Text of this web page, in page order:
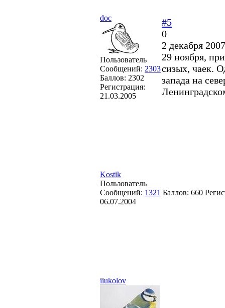
doc
Пользователь
Сообщений: 2303
Баллов: 2302
Регистрация:
21.03.2005
#5
0
2 декабря
29 ноября,
сизых, чаек.
запада на
Kostik
Пользователь
Сообщений: 1321 Баллов: 660
06.07.2004
iiukolov